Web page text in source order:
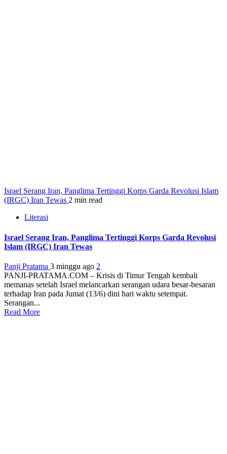
Israel Serang Iran, Panglima Tertinggi Korps Garda Revolusi Islam
(IRGC) Iran Tewas 2 min read
Literasi
Israel Serang Iran, Panglima Tertinggi Korps Garda Revolusi
Islam (IRGC) Iran Tewas
Panji Pratama 3 minggu ago 2
PANJI-PRATAMA.COM – Krisis di Timur Tengah kembali
memanas setelah Israel melancarkan serangan udara besar-besaran
terhadap Iran pada Jumat (13/6) dini hari waktu setempat.
Serangan...
Read More